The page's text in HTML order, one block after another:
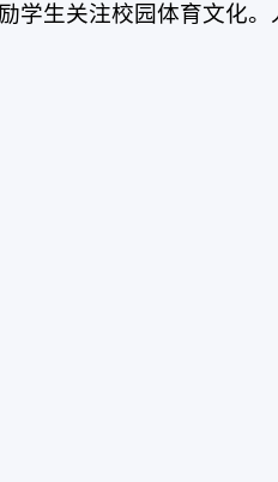
学生关注校园体育文化。